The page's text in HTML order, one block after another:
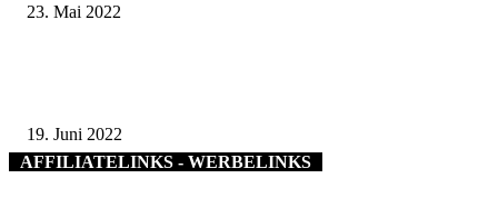
23. Mai 2022
19. Juni 2022
AFFILIATELINKS - WERBELINKS